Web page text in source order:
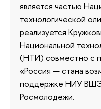
является частью
технологической
реализуется
Национальной
(НТИ) совместно с
«Россия — стана
поддержке НИУ
Росмолодежи.